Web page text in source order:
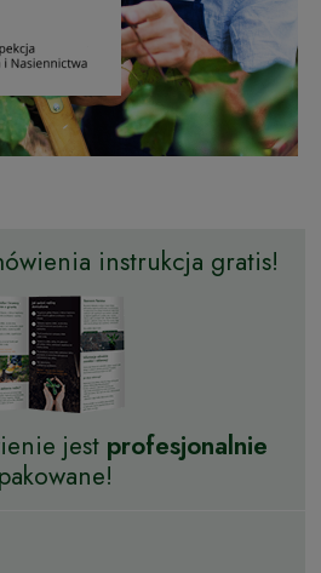
instrukcja gratis!
jest profesjonalnie